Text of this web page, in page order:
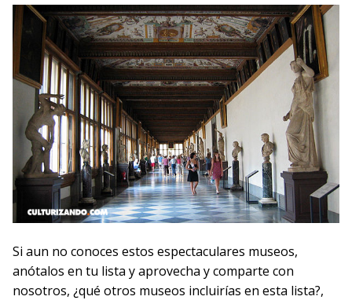
Si aun no conoces estos espectaculares museos,
anótalos en tu lista y aprovecha y comparte con
nosotros, ¿qué otros museos incluirías en esta lista?,